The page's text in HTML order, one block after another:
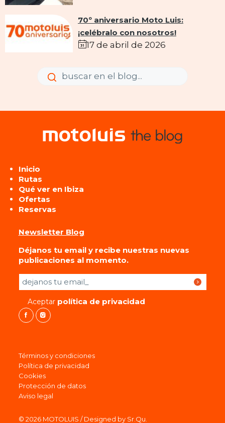
70º aniversario Moto Luis:
¡celébralo con nosotros!
17 de abril de 2026
Enviar
Enviar
Inicio
Rutas
Qué ver en Ibiza
Ofertas
Reservas
Newsletter Blog
Déjanos tu email y recibe nuestras nuevas
publicaciones al momento.
Por favor, deja este campo vacío.
Aceptar política de privacidad
© 2026 MOTOLUIS / Designed by Sr.Qu.
Términos y condiciones
Política de privacidad
Cookies
Protección de datos
Aviso legal